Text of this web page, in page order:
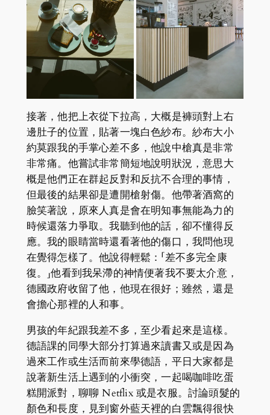
接著，他把上衣從下拉高，大概是褲頭對上右
邊肚子的位置，貼著一塊白色紗布。紗布大小
約莫跟我的手掌心差不多，他說中槍真是非常
非常痛。他嘗試非常簡短地說明狀況，意思大
概是他們正在群起反對和反抗不合理的事情，
但最後的結果卻是遭開槍射傷。他帶著酒窩的
臉笑著說，原來人真是會在明知事無能為力的
時候還落力爭取。我聽到他的話，卻不懂得反
應。我的眼睛當時還看著他的傷口，我問他現
在覺得怎樣了。他說得輕鬆：「差不多完全康
復。」他看到我呆滯的神情便著我不要太介意，
德國政府收留了他，他現在很好；雖然，還是
會擔心那裡的人和事。
男孩的年紀跟我差不多，至少看起來是這樣。
德語課的同學大部分打算過來讀書又或是因為
過來工作或生活而前來學德語，平日大家都是
說著新生活上遇到的小衝突，一起喝咖啡吃蛋
糕開派對，聊聊 Netflix 或是衣服。討論頭髮的
顏色和長度，見到窗外藍天裡的白雲飄得很快